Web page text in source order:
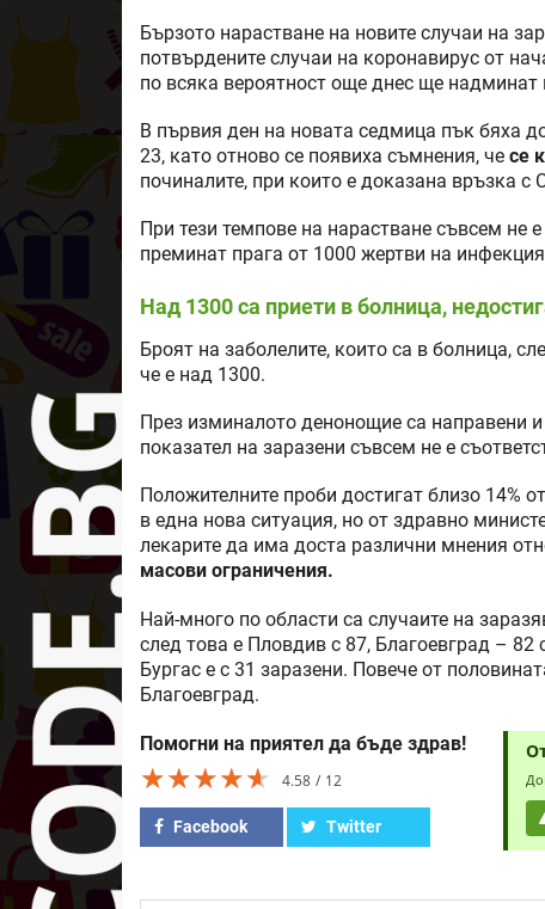
Бързото нарастване на новите случаи на
потвърдените случаи на коронавирус от
по всяка вероятност още днес ще надминат
В първия ден на новата седмица пък бяха
23, като отново се появиха съмнения, че се
починалите, при които е доказана връзка с
При тези темпове на нарастване съвсем
преминат прага от 1000 жертви на
Над 1300 са приети в болница,
Броят на заболелите, които са в болница,
че е над 1300.
През изминалото денонощие са направени
показател на заразени съвсем не е
Положителните проби достигат близо 14%
в една нова ситуация, но от здравно
лекарите да има доста различни мнения
масови ограничения.
Най-много по области са случаите на
след това е Пловдив с 87, Благоевград – 82
Бургас е с 31 заразени. Повече от
Благоевград.
Помогни на приятел да бъде здрав!
★★★★★
★★★★★
★★★★★ 4.58 12
Facebook Twitter